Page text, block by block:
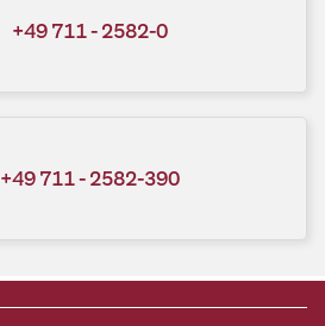
+49 711 - 2582-0
+49 711 - 2582-390